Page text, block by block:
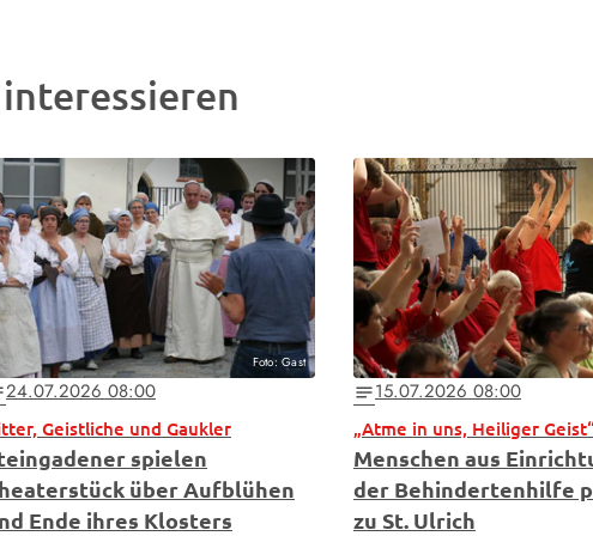
Foto: Gast
24.07.2026 08:00
Geistliche und Gaukler
spielen
über Aufblühen
Ende ihres Klosters
notes15.07.2026 08:00
„Atme in uns, Heiliger
Menschen aus
der Behindertenhilfe
zu St. Ulrich